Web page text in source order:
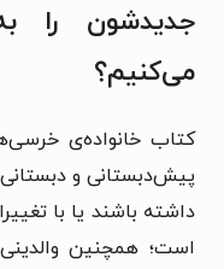
جدیدشون را
می‌کنیم؟
کتاب خانواده‌ی
پیش‌دبستانی و
داشته باشند یا با
است؛ همچنین